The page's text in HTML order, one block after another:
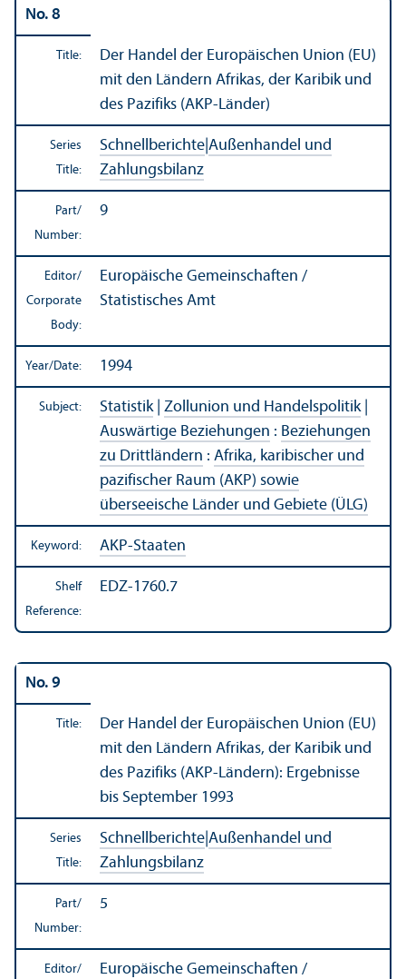
No. 8
Title:
Der Handel der Europäischen Union (EU)
mit den Ländern Afrikas, der Karibik und
des Pazifiks (AKP-Länder)
Series
Title:
Schnellberichte Außenhandel und
Zahlungsbilanz
Part/
Number:
9
Editor/
Corporate
Body:
Europäische Gemeinschaften /
Statistisches Amt
Year/Date: 1994
Subject: Statistik| Zollunion und Handelspolitik|
Auswärtige Beziehungen : Beziehungen
zu Drittländern : Afrika, karibischer und
pazifischer Raum (AKP) sowie
überseeische Länder und Gebiete (ÜLG)
Keyword: AKP-Staaten
Shelf
Reference:
EDZ-1760.7
No. 9
Title:
Der Handel der Europäischen Union (EU)
mit den Ländern Afrikas, der Karibik und
des Pazifiks (AKP-Ländern): Ergebnisse
bis September 1993
Series
Title:
Schnellberichte Außenhandel und
Zahlungsbilanz
Part/
Number:
5
Editor/ Europäische Gemeinschaften /